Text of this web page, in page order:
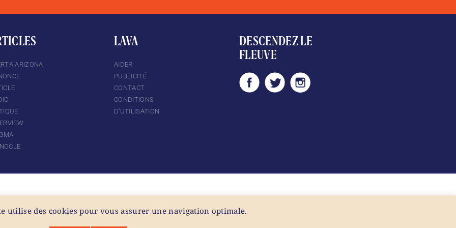
ARIZONA
LAVA
AIDER
PUBLICITÉ
CONTACT
CONDITIONS
D’UTILISATION
DESCENDEZ LE
FLEUVE
utilise des cookies pour vous assurer une navigation optimale.